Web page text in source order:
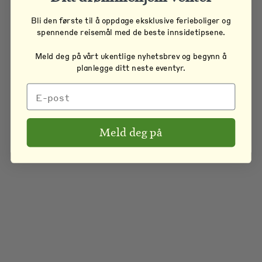
Bli den første til å oppdage eksklusive ferieboliger og
spennende reisemål med de beste innsidetipsene.
Meld deg på vårt ukentlige nyhetsbrev og begynn å
planlegge ditt neste eventyr.
Meld deg på